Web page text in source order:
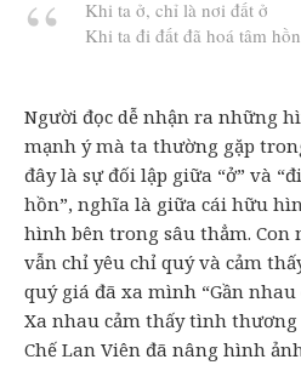
Khi ta ở, chỉ là nơi đất ở
Khi ta đi đất đã hoá tâm
Người đọc dễ nhận ra những
mạnh ý mà ta thường gặp
đây là sự đối lập giữa “ở” và
hồn”, nghĩa là giữa cái hữu
hình bên trong sâu thẳm. Con
vẫn chỉ yêu chỉ quý và cảm
quý giá đã xa mình “Gần
Xa nhau cảm thấy tình thương
Chế Lan Viên đã nâng hình